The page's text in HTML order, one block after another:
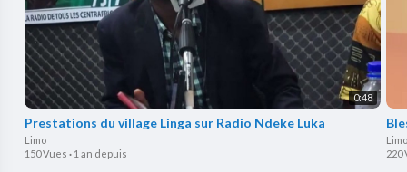
0:48
Prestations du village Linga sur Radio Ndeke Luka
Limo
150 Vues · 1 an depuis
Limo
220